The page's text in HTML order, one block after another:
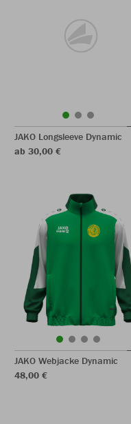
JAKO Longsleeve Dynamic
ab 30,00 €
JAKO Webjacke Dynamic
48,00 €